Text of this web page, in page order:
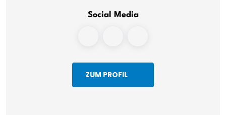
Social Media
ZUM PROFIL